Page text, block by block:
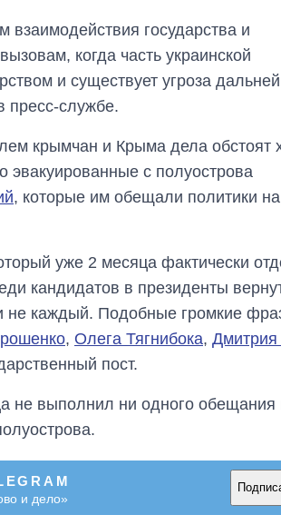
государства и
когда часть украинской
и существует угроза
пресс-службе.
крымчан и Крыма дела обстоят
с полуострова
, которые им обещали политики на
уже 2 месяца фактически
кандидатов в президенты
не каждый. Подобные громкие
, Олега Тягнибока,
пост.
не выполнил ни одного обещания
и дело»